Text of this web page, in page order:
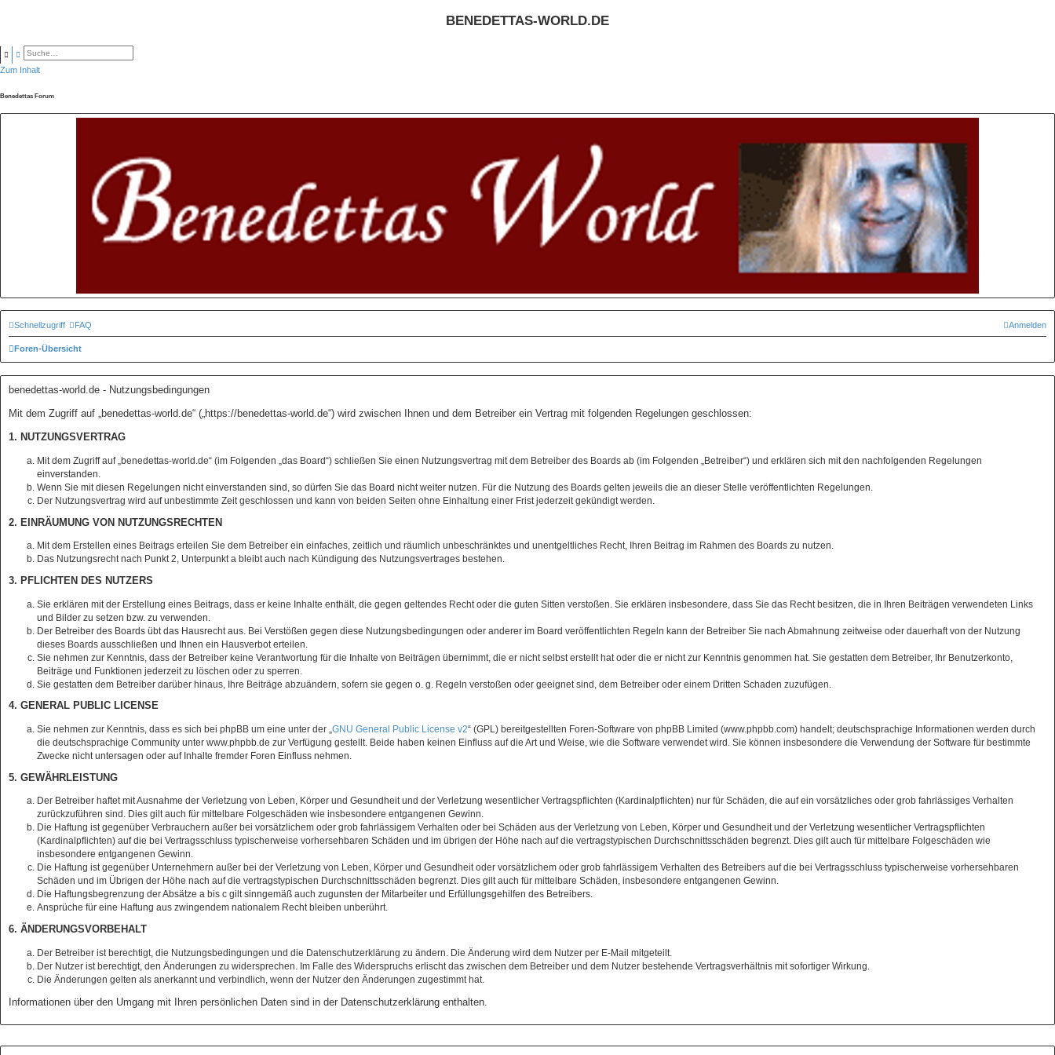
BENEDETTAS-WORLD.DE
SUCHEERWEITERTE SUCHE
Zum Inhalt
Benedettas Forum
Schnellzugriff FAQ Anmelden
Foren-Übersicht
benedettas-world.de - Nutzungsbedingungen
Mit dem Zugriff auf „benedettas-world.de“ („https://benedettas-world.de“) wird zwischen Ihnen und dem Betreiber ein Vertrag mit folgenden Regelungen geschlossen:
1. NUTZUNGSVERTRAG
Mit dem Zugriff auf „benedettas-world.de“ (im Folgenden „das Board“) schließen Sie einen Nutzungsvertrag mit dem Betreiber des Boards ab (im Folgenden „Betreiber“) und erklären sich mit den nachfolgenden Regelungen
einverstanden.
Wenn Sie mit diesen Regelungen nicht einverstanden sind, so dürfen Sie das Board nicht weiter nutzen. Für die Nutzung des Boards gelten jeweils die an dieser Stelle veröffentlichten Regelungen.
Der Nutzungsvertrag wird auf unbestimmte Zeit geschlossen und kann von beiden Seiten ohne Einhaltung einer Frist jederzeit gekündigt werden.
2. EINRÄUMUNG VON NUTZUNGSRECHTEN
Mit dem Erstellen eines Beitrags erteilen Sie dem Betreiber ein einfaches, zeitlich und räumlich unbeschränktes und unentgeltliches Recht, Ihren Beitrag im Rahmen des Boards zu nutzen.
Das Nutzungsrecht nach Punkt 2, Unterpunkt a bleibt auch nach Kündigung des Nutzungsvertrages bestehen.
3. PFLICHTEN DES NUTZERS
Sie erklären mit der Erstellung eines Beitrags, dass er keine Inhalte enthält, die gegen geltendes Recht oder die guten Sitten verstoßen. Sie erklären insbesondere, dass Sie das Recht besitzen, die in Ihren Beiträgen verwendeten Links
und Bilder zu setzen bzw. zu verwenden.
Der Betreiber des Boards übt das Hausrecht aus. Bei Verstößen gegen diese Nutzungsbedingungen oder anderer im Board veröffentlichten Regeln kann der Betreiber Sie nach Abmahnung zeitweise oder dauerhaft von der Nutzung
dieses Boards ausschließen und Ihnen ein Hausverbot erteilen.
Sie nehmen zur Kenntnis, dass der Betreiber keine Verantwortung für die Inhalte von Beiträgen übernimmt, die er nicht selbst erstellt hat oder die er nicht zur Kenntnis genommen hat. Sie gestatten dem Betreiber, Ihr Benutzerkonto,
Beiträge und Funktionen jederzeit zu löschen oder zu sperren.
Sie gestatten dem Betreiber darüber hinaus, Ihre Beiträge abzuändern, sofern sie gegen o. g. Regeln verstoßen oder geeignet sind, dem Betreiber oder einem Dritten Schaden zuzufügen.
4. GENERAL PUBLIC LICENSE
Sie nehmen zur Kenntnis, dass es sich bei phpBB um eine unter der „GNU General Public License v2“ (GPL) bereitgestellten Foren-Software von phpBB Limited (www.phpbb.com) handelt; deutschsprachige Informationen werden durch
die deutschsprachige Community unter www.phpbb.de zur Verfügung gestellt. Beide haben keinen Einfluss auf die Art und Weise, wie die Software verwendet wird. Sie können insbesondere die Verwendung der Software für bestimmte
Zwecke nicht untersagen oder auf Inhalte fremder Foren Einfluss nehmen.
5. GEWÄHRLEISTUNG
Der Betreiber haftet mit Ausnahme der Verletzung von Leben, Körper und Gesundheit und der Verletzung wesentlicher Vertragspflichten (Kardinalpflichten) nur für Schäden, die auf ein vorsätzliches oder grob fahrlässiges Verhalten
zurückzuführen sind. Dies gilt auch für mittelbare Folgeschäden wie insbesondere entgangenen Gewinn.
Die Haftung ist gegenüber Verbrauchern außer bei vorsätzlichem oder grob fahrlässigem Verhalten oder bei Schäden aus der Verletzung von Leben, Körper und Gesundheit und der Verletzung wesentlicher Vertragspflichten
(Kardinalpflichten) auf die bei Vertragsschluss typischerweise vorhersehbaren Schäden und im übrigen der Höhe nach auf die vertragstypischen Durchschnittsschäden begrenzt. Dies gilt auch für mittelbare Folgeschäden wie
insbesondere entgangenen Gewinn.
Die Haftung ist gegenüber Unternehmern außer bei der Verletzung von Leben, Körper und Gesundheit oder vorsätzlichem oder grob fahrlässigem Verhalten des Betreibers auf die bei Vertragsschluss typischerweise vorhersehbaren
Schäden und im Übrigen der Höhe nach auf die vertragstypischen Durchschnittsschäden begrenzt. Dies gilt auch für mittelbare Schäden, insbesondere entgangenen Gewinn.
Die Haftungsbegrenzung der Absätze a bis c gilt sinngemäß auch zugunsten der Mitarbeiter und Erfüllungsgehilfen des Betreibers.
Ansprüche für eine Haftung aus zwingendem nationalem Recht bleiben unberührt.
6. ÄNDERUNGSVORBEHALT
Der Betreiber ist berechtigt, die Nutzungsbedingungen und die Datenschutzerklärung zu ändern. Die Änderung wird dem Nutzer per E-Mail mitgeteilt.
Der Nutzer ist berechtigt, den Änderungen zu widersprechen. Im Falle des Widerspruchs erlischt das zwischen dem Betreiber und dem Nutzer bestehende Vertragsverhältnis mit sofortiger Wirkung.
Die Änderungen gelten als anerkannt und verbindlich, wenn der Nutzer den Änderungen zugestimmt hat.
Informationen über den Umgang mit Ihren persönlichen Daten sind in der Datenschutzerklärung enthalten.